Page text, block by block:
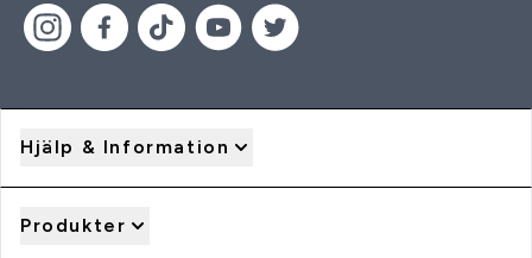
Hjälp & Information
Produkter